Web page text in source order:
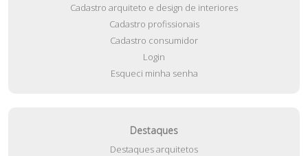
Cadastro arquiteto e design de interiores
Cadastro profissionais
Cadastro consumidor
Login
Esqueci minha senha
Destaques
Destaques arquitetos